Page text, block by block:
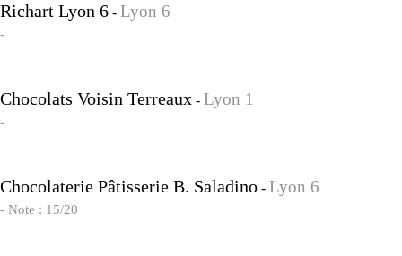
Richart Lyon 6 - Lyon 6
-
Chocolats Voisin Terreaux - Lyon 1
-
Chocolaterie Pâtisserie B. Saladino - Lyon 6
- Note : 15/20